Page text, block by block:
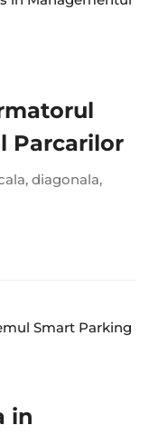
Parcarilor
diagonala,
in